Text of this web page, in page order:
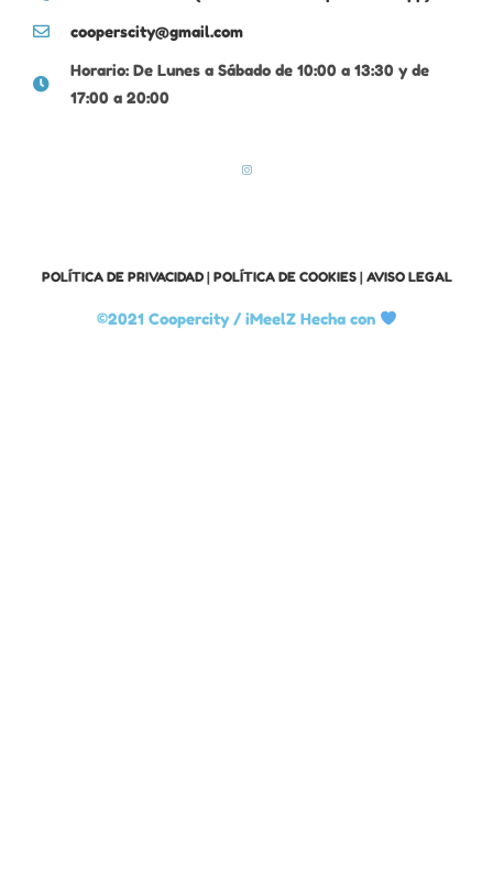
cooperscity@gmail.com
Horario: De Lunes a Sábado de 10:00 a 13:30 y de
17:00 a 20:00
POLÍTICA DE PRIVACIDAD| POLÍTICA DE COOKIES| AVISO LEGAL
©2021 Coopercity /iMeelZ Hecha con